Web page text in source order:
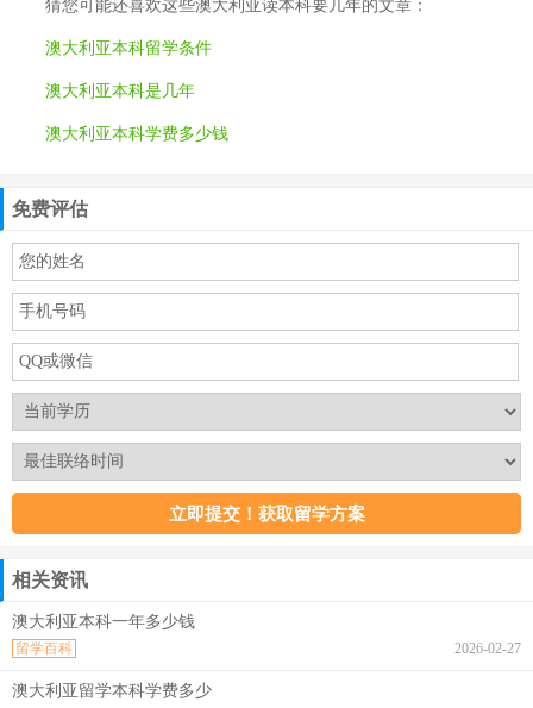
猜您可能还喜欢这些澳大利亚读本科要几年的文章：
澳大利亚本科留学条件
澳大利亚本科是几年
澳大利亚本科学费多少钱
免费评估
相关资讯
澳大利亚本科一年多少钱
2026-02-27
留学百科
澳大利亚留学本科学费多少